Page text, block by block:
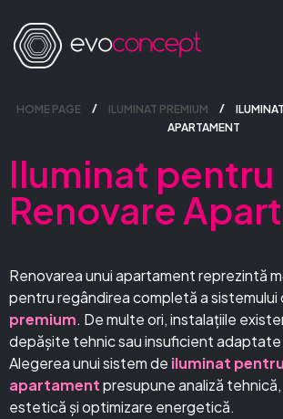
HOME PAGE ILUMINAT PREMIUM
APARTAMENT
Iluminat pentru
Renovare
Renovarea unui apartament reprezintă
pentru regândirea completă a sistemului
premium. De multe ori, instalațiile
depășite tehnic sau insuficient
Alegerea unui sistem de iluminat
apartamentpresupune analiză
estetică și optimizare energetică.